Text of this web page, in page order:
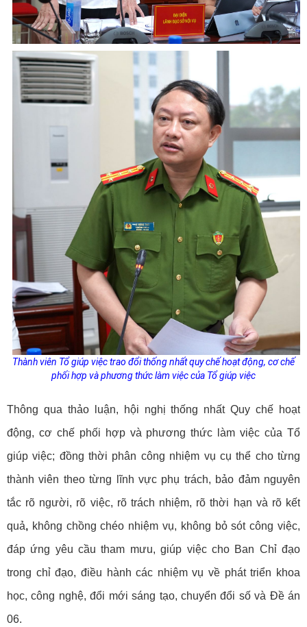
Thành viên Tổ giúp việc trao đổi thống nhất quy chế hoạt động, cơ chế
phối hợp và phương thức làm việc của Tổ giúp việc
Thông qua thảo luận, hội nghị thống nhất Quy chế hoạt
động, cơ chế phối hợp và phương thức làm việc của Tổ
giúp việc; đồng thời phân công nhiệm vụ cụ thể cho từng
thành viên theo từng lĩnh vực phụ trách, bảo đảm nguyên
tắc rõ người, rõ việc, rõ trách nhiệm, rõ thời hạn và rõ kết
quả, không chồng chéo nhiệm vụ, không bỏ sót công việc,
đáp ứng yêu cầu tham mưu, giúp việc cho Ban Chỉ đạo
trong chỉ đạo, điều hành các nhiệm vụ về phát triển khoa
học, công nghệ, đổi mới sáng tạo, chuyển đổi số và Đề án
06.